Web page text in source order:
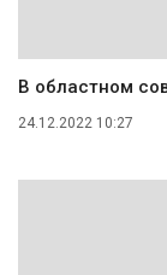
В областном
24.12.2022 10:27